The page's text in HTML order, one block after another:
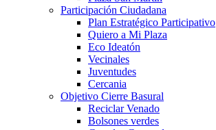
Participación Ciudadana
Plan Estratégico Participativo
Quiero a Mi Plaza
Eco Ideatón
Vecinales
Juventudes
Cercania
Objetivo Cierre Basural
Reciclar Venado
Bolsones verdes